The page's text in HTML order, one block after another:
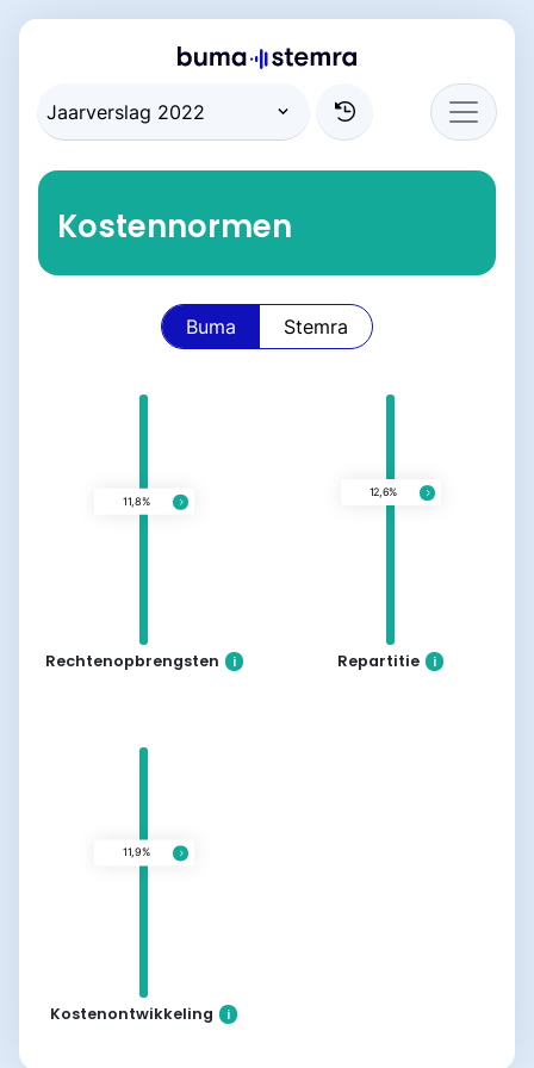
Kostennormen
Buma Stemra
Rechtenopbrengsten i Repartitie i
Kostenontwikkeling i